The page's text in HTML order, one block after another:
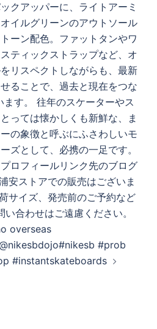
クアッパーに、ライトアーミ
イルグリーンのアウトソール
ーン配色。ファットタンやワ
ティックストラップなど、オ
リスペクトしながらも、最新
ることで、過去と現在をつな
ます。 往年のスケーターやス
っては懐かしくも新鮮な、ま
の象徴と呼ぶにふさわしいモ
ズとして、必携の一足です。
ロフィールリンク先のブログ
安ストアでの販売はございま
サイズ、発売前のご予約など
合わせはご遠慮ください。
overseas
#prob
#instantskateboards